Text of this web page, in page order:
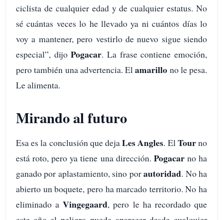
ciclista de cualquier edad y de cualquier estatus. No
sé cuántas veces lo he llevado ya ni cuántos días lo
voy a mantener, pero vestirlo de nuevo sigue siendo
especial”, dijoPogacar. La frase contiene emoción,
pero también una advertencia. Elamarillo no le pesa.
Le alimenta.
Mirando al futuro
Esa es la conclusión que dejaLes Angles. ElTourno
está roto, pero ya tiene una dirección. Pogacarno ha
ganado por aplastamiento, sino porautoridad. No ha
abierto un boquete, pero ha marcado territorio. No ha
eliminado aVingegaard, pero le ha recordado que